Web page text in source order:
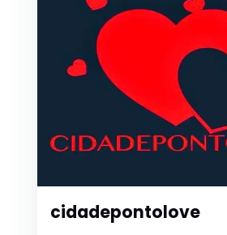
cidadepontolove